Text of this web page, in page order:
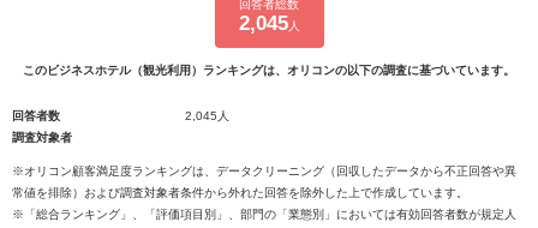
回答者総数
2,045人
このビジネスホテル（観光利用）ランキングは、オリコンの以下の調査に基づいています。
回答者数
2,045人
調査対象者
※オリコン顧客満足度ランキングは、データクリーニング（回収したデータから不正回答や異
常値を排除）および調査対象者条件から外れた回答を除外した上で作成しています。
※「総合ランキング」、「評価項目別」、部門の「業態別」においては有効回答者数が規定人